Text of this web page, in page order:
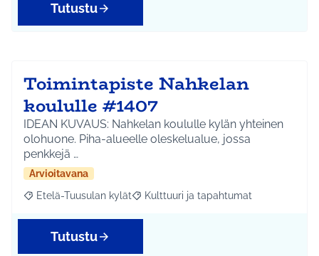
Tutustu
Toimintapiste Nahkelan
koululle #1407
IDEAN KUVAUS: Nahkelan koululle kylän yhteinen
olohuone. Piha-alueelle oleskelualue, jossa
penkkejä …
Arvioitavana
Rajaa tulokset aihepiirin mukaan: Etelä-Tuusulan kylät
Etelä-Tuusulan kylät Rajaa tulokset teeman mukaan:
Kulttuuri ja tapahtumat
Tutustu